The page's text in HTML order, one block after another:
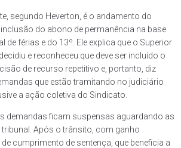
segundo Heverton, é o andamento do
do abono de permanência na base
de férias e do 13º. Ele explica que o Superior
e reconheceu que deve ser incluído o
de recurso repetitivo e, portanto, diz
que estão tramitando no judiciário
a ação coletiva do Sindicato.
demandas ficam suspensas aguardando as
Após o trânsito, com ganho
cumprimento de sentença, que beneficia a